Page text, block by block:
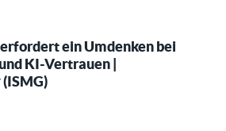
ein Umdenken bei
KI-Vertrauen |